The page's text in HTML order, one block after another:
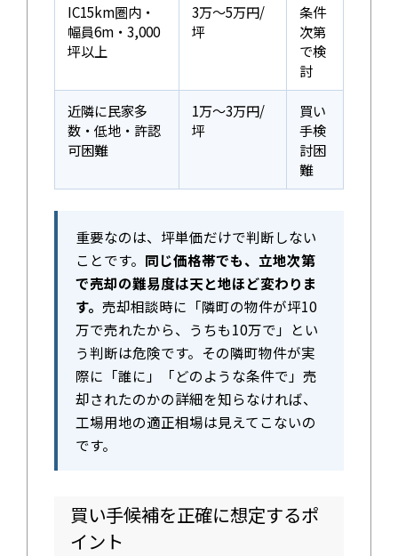
IC15km圏内・
幅員6m・3,000
坪以上
3万〜5万円/
坪
条件
次第
で検
討
近隣に民家多
数・低地・許認
可困難
1万〜3万円/
坪
買い
手検
討困
難
重要なのは、坪単価だけで判断しない
ことです。 同じ価格帯でも、立地次第
で売却の難易度は天と地ほど変わりま
す。 売却相談時に「隣町の物件が坪10
万で売れたから、うちも10万で」とい
う判断は危険です。その隣町物件が実
際に「誰に」「どのような条件で」売
却されたのかの詳細を知らなければ、
工場用地の適正相場は見えてこないの
です。
買い手候補を正確に想定するポ
イント